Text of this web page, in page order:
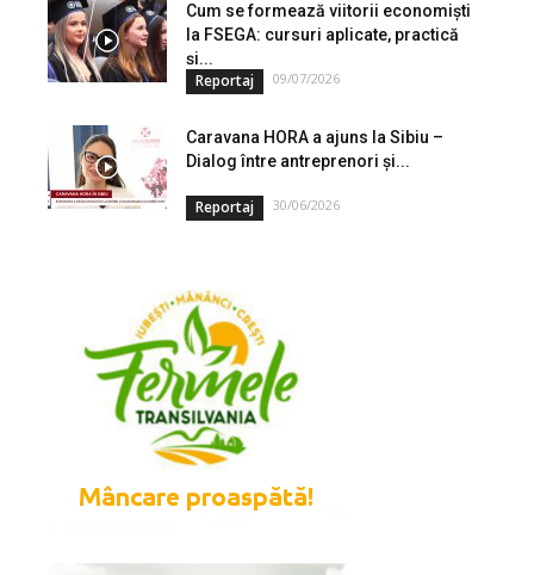
Cum se formează viitorii economiști
la FSEGA: cursuri aplicate, practică
și...
Reportaj 09/07/2026
Caravana HORA a ajuns la Sibiu –
Dialog între antreprenori și...
Reportaj 30/06/2026